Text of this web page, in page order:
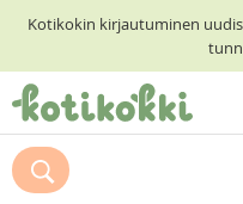
Kotikokin kirjautuminen
ETUSIVU